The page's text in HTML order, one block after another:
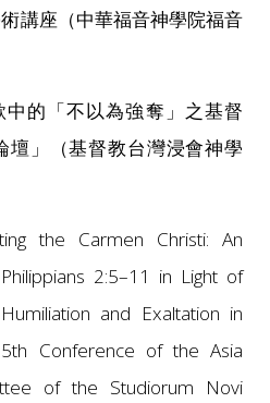
講座（中華福音神學院福音
中的「不以為強奪」之基督
」（基督教台灣浸會神學
the Carmen Christi: An
2:5–11 in Light of
and Exaltation in
5th Conference of the Asia
of the Studiorum Novi